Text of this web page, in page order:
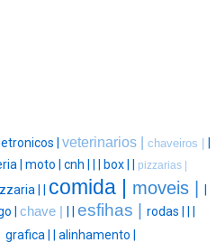
| veterinarios | chaveiros |
| moto | cnh | box | pizzarias |
| comida | moveis |
| chave | esfihas | rodas |
grafica | alinhamento |